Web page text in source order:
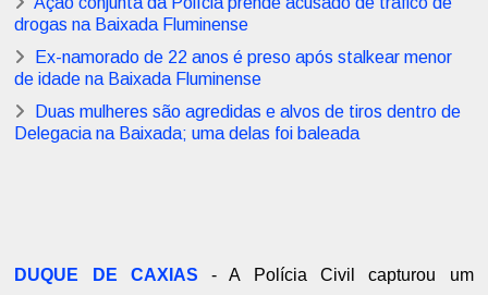
drogas na Baixada Fluminense
Ex-namorado de 22 anos é preso após stalkear menor
de idade na Baixada Fluminense
Duas mulheres são agredidas e alvos de tiros dentro de
Delegacia na Baixada; uma delas foi baleada
DUQUE DE CAXIAS - A Polícia Civil capturou um